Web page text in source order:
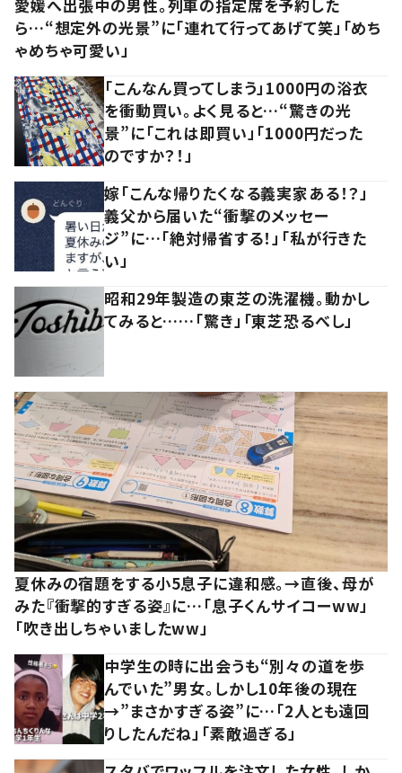
愛媛へ出張中の男性。列車の指定席を予約した
ら…“想定外の光景”に「連れて行ってあげて笑」「めち
ゃめちゃ可愛い」
「こんなん買ってしまう」1000円の浴衣
を衝動買い。よく見ると…“驚きの光
景”に「これは即買い」「1000円だった
のですか？！」
嫁「こんな帰りたくなる義実家ある！？」
義父から届いた“衝撃のメッセー
ジ”に…「絶対帰省する！」「私が行きた
い」
昭和29年製造の東芝の洗濯機。動かし
てみると……「驚き」「東芝恐るべし」
夏休みの宿題をする小5息子に違和感。→直後、母が
みた『衝撃的すぎる姿』に…「息子くんサイコーww」
「吹き出しちゃいましたww」
中学生の時に出会うも“別々の道を歩
んでいた”男女。しかし10年後の現在
→”まさかすぎる姿”に…「2人とも遠回
りしたんだね」「素敵過ぎる」